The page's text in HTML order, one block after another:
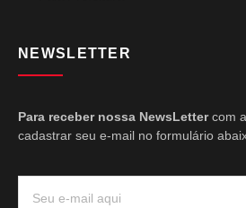
NEWSLETTER
Para receber nossa NewsLettercom
cadastrar seu e-mail no formulário